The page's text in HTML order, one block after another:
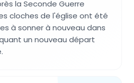
la Seconde Guerre
cloches de l'église ont été
à sonner à nouveau dans
un nouveau départ